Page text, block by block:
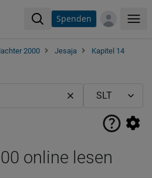
Spenden
2000 Jesaja
Kapitel 14
online lesen